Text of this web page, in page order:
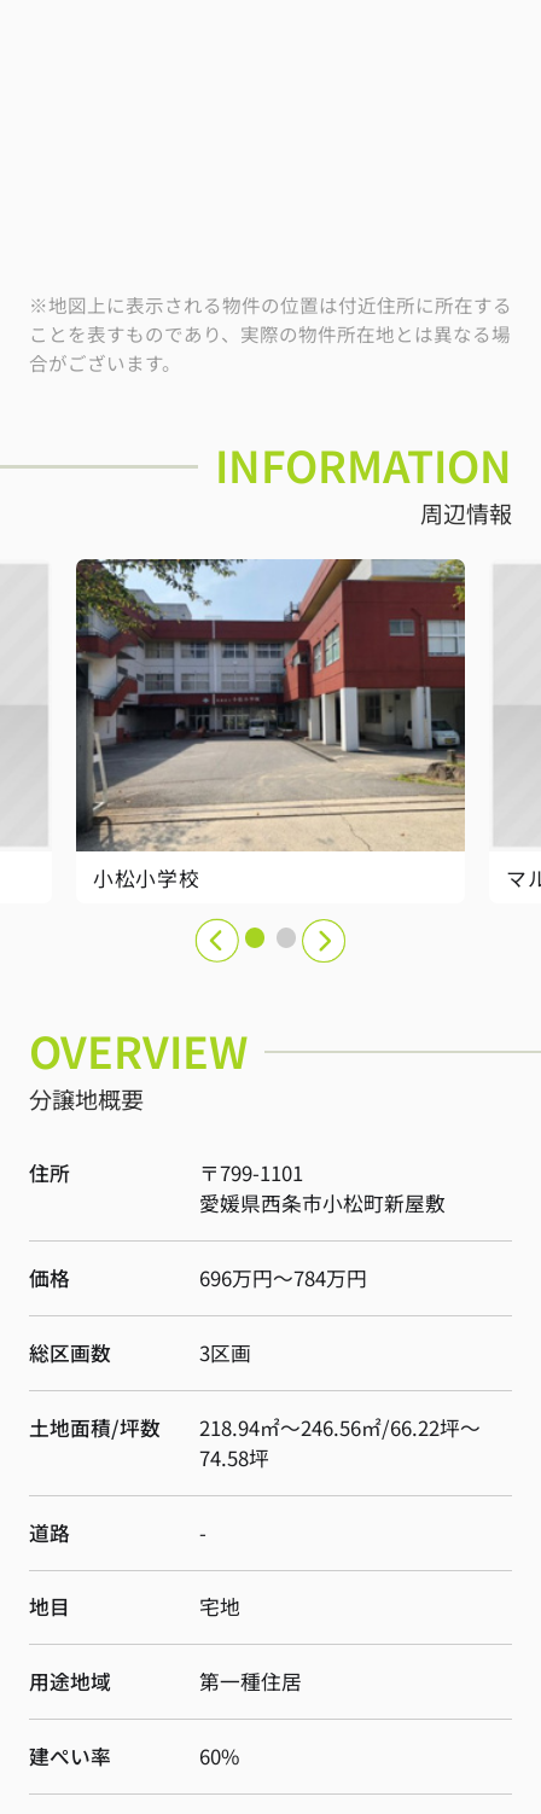
※地図上に表示される物件の位置は付近住所に所在する
ことを表すものであり、実際の物件所在地とは異なる場
合がございます。
INFORMATION
周辺情報
小松小学校 マ
OVERVIEW
分譲地概要
住所
〒799-1101
愛媛県西条市小松町新屋敷
価格 696万円～784万円
総区画数 3区画
土地面積/坪数
218.94㎡～246.56㎡/66.22坪～
74.58坪
道路 -
地目 宅地
用途地域 第一種住居
建ぺい率 60%